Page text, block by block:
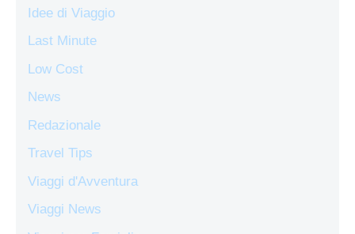
Idee di Viaggio
Last Minute
Low Cost
News
Redazionale
Travel Tips
Viaggi d'Avventura
Viaggi News